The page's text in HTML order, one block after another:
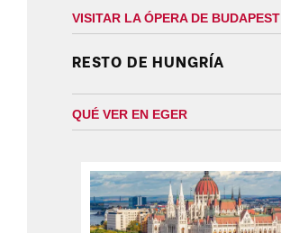
VISITAR LA ÓPERA DE BUDAPEST
RESTO DE HUNGRÍA
QUÉ VER EN EGER